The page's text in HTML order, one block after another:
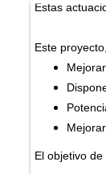
Estas
Este
El objetivo